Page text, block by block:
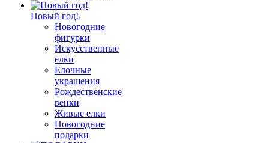
Новый год!
Новогодние
фигурки
Искусственные
елки
Елочные
украшения
Рождественские
венки
Живые елки
Новогодние
подарки